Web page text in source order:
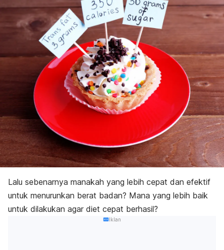
Lalu sebenarnya manakah yang lebih cepat dan efektif
untuk menurunkan berat badan? Mana yang lebih baik
untuk dilakukan agar diet cepat berhasil?
Iklan